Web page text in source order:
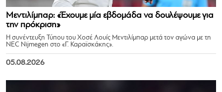
Μεντιλίμπαρ: «Έχουμε μία εβδομάδα να δουλέψουμε για
την πρόκριση»
Η συνέντευξη Τύπου του Χοσέ Λουίς Μεντιλίμπαρ μετά τον αγώνα με τη
NEC Nijmegen στο «Γ. Καραϊσκάκης».
05.08.2026